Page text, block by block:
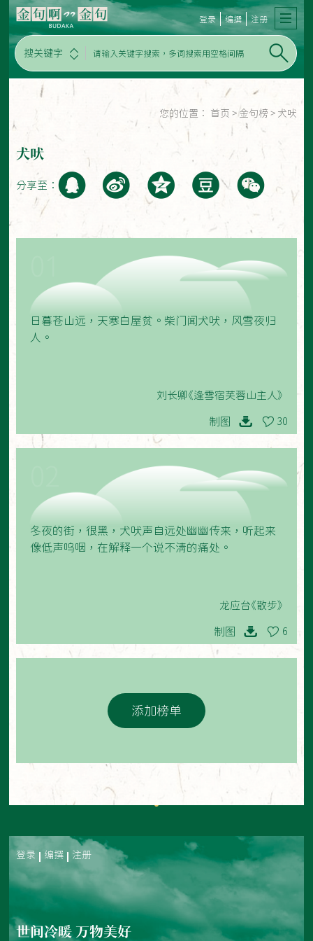
搜关键字
登录 编撰 注册
您的位置： 首页 > 金句榜 > 犬吠
犬吠
分享至：
日暮苍山远，天寒白屋贫。柴门闻犬吠，风雪夜归
人。
刘长卿《逢雪宿芙蓉山主人》
制图 30
冬夜的街，很黑，犬吠声自远处幽幽传来，听起来
像低声呜咽，在解释一个说不清的痛处。
龙应台《散步》
制图 6
添加榜单
登录 编撰 注册
世间冷暖 万物美好